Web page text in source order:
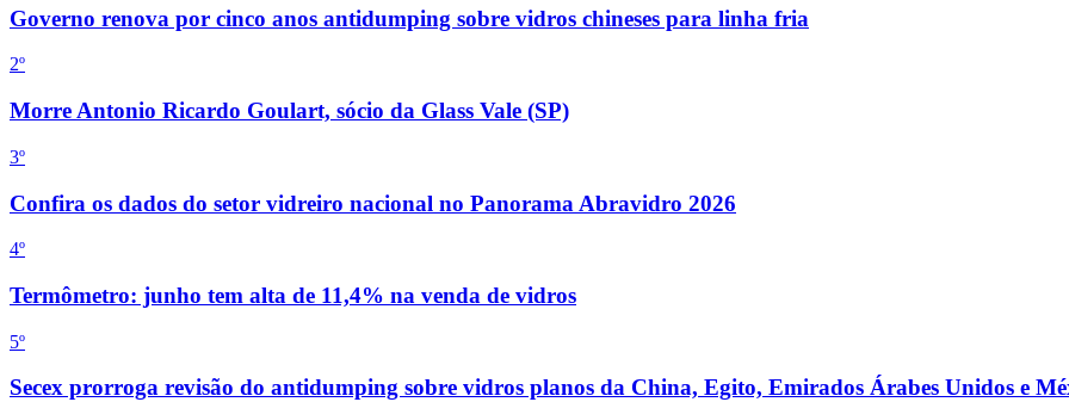
Governo renova por cinco anos antidumping sobre vidros chineses para linha fria
2º
Morre Antonio Ricardo Goulart, sócio da Glass Vale (SP)
3º
Confira os dados do setor vidreiro nacional no Panorama Abravidro 2026
4º
Termômetro: junho tem alta de 11,4% na venda de vidros
5º
Secex prorroga revisão do antidumping sobre vidros planos da China, Egito, Emirados Árabes Unidos e